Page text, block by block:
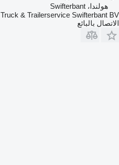
هولندا، Swifterbant
Truck & Trailerservice Swifterbant BV
الاتصال بالبائع